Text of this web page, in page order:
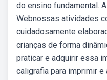
do ensino fundamental.
Webnossas atividades
cuidadosamente
crianças de forma
praticar e adquirir essa
caligrafia para imprimir